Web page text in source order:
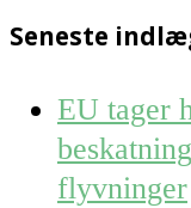
Seneste
EU tager
flyvninger